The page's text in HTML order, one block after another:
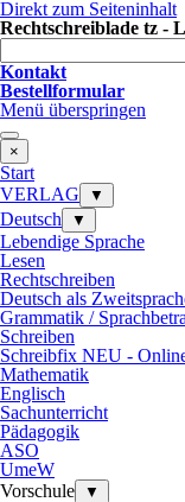
Direkt zum Seiteninhalt
Rechtschreiblade tz -
Kontakt
Bestellformular
Menü überspringen
×
Start
VERLAG
▼
Deutsch ▼
Lebendige Sprache
Lesen
Rechtschreiben
Deutsch als
Grammatik /
Schreiben
Schreibfix NEU -
Mathematik
Englisch
Sachunterricht
Pädagogik
ASO
UmeW
Vorschule
▼